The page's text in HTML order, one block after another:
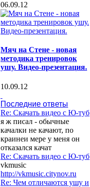
06.09.12
Мяч на Стене - новая
методика тренировок
ушу. Видео-презентация.
10.09.12
Последние ответы
Re: Скачать видео с Ю-туб
я ж писал - обычные
качалки не качают, по
краинеи мере у меня он
отказался качат
Re: Скачать видео с Ю-туб
vkmusic
http://vkmusic.citynov.ru
Re: Чем отличаются ушу и